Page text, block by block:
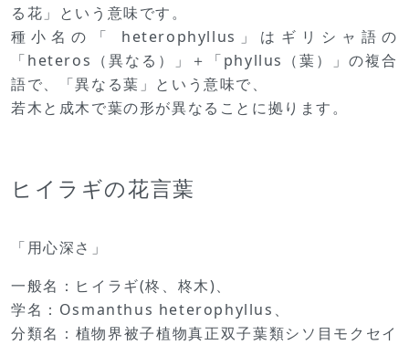
る花」という意味です。
種小名の「 heterophyllus」はギリシャ語の
「heteros（異なる）」＋「phyllus（葉）」の複合
語で、「異なる葉」という意味で、
若木と成木で葉の形が異なることに拠ります。
ヒイラギの花言葉
「用心深さ」
一般名：ヒイラギ(柊、柊木)、
学名：Osmanthus heterophyllus、
分類名：植物界被子植物真正双子葉類シソ目モクセイ